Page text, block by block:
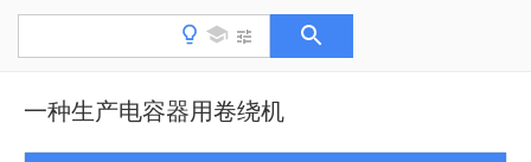
一种生产电容器用卷绕机